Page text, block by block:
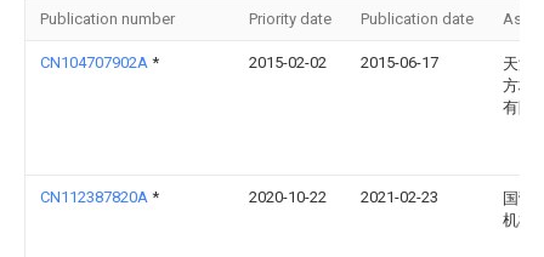
Publication number Priority date Publication date
CN104707902A * 2015-02-02 2015-06-17
天津
方标
有限
CN112387820A * 2020-10-22 2021-02-23
国营
机械